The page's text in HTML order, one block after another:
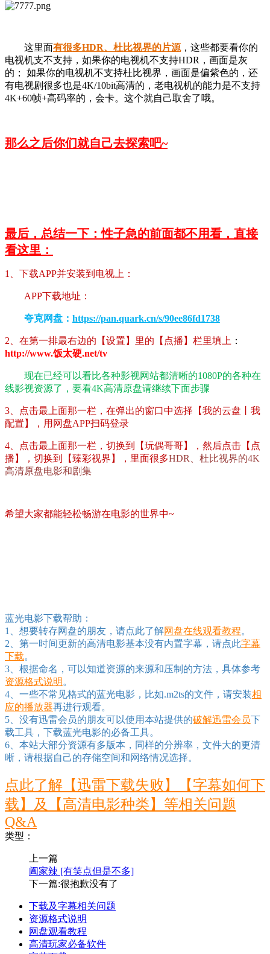
这里面有很多HDR、杜比视界的片源 ，这些都要看你的
电视机支不支持，如果你的电视机不支持HDR，画面是灰
的； 如果你的电视机不支持杜比视界，画面是偏紫色的，还
有电视剧很多也是4K/10bit高清的，老电视机的能力是不支持
4K+60帧+高码率的，会卡。这个就自己取舍了哦。
那么之后你们就自己去探索吧~
最后，总结一下：性子急的前面都不用看，直接
看这里：
1、下载APP并安装到电视上：
APP下载地址：
夸克网盘： https://pan.quark.cn/s/90ee86fd1738
2、在第一排最右边的【设置】里的【点播】栏里填上 ：
http://www.饭太硬.net/tv
现在已经可以看比各种影视网站都清晰的1080P的各种在
线影视资源了，要看4K高清原盘请继续下面步骤
3、点击最上面那一栏，在弹出的窗口中选择【我的云盘丨我
配置】，用网盘APP扫码登录
4、点击最上面那一栏，切换到【玩偶哥哥】，然后点击【点
播】，切换到【臻彩视界】，里面很多HDR、杜比视界的4K
高清原盘电影和剧集
希望大家都能轻松畅游在电影的世界中~
蓝光电影下载帮助：
1、想要转存网盘的朋友，请点此了解网盘在线观看教程。
2、第一时间更新的高清电影基本没有内置字幕，请点此字幕
下载。
3、根据命名，可以知道资源的来源和压制的方法，具体参考
资源格式说明 。
4、一些不常见格式的蓝光电影，比如.m2ts的文件，请安装相
应的播放器再进行观看。
5、没有迅雷会员的朋友可以使用本站提供的破解迅雷会员下
载工具，下载蓝光电影的必备工具。
6、本站大部分资源有多版本，同样的分辨率，文件大的更清
晰，请根据自己的存储空间和网络情况选择。
点此了解【迅雷下载失败】【字幕如何下
载】及【高清电影种类】等相关问题
Q&A
类型：
上一篇
阖家辣 [有笑点但是不多]
下一篇:很抱歉没有了
下载及字幕相关问题
资源格式说明
网盘观看教程
高清玩家必备软件